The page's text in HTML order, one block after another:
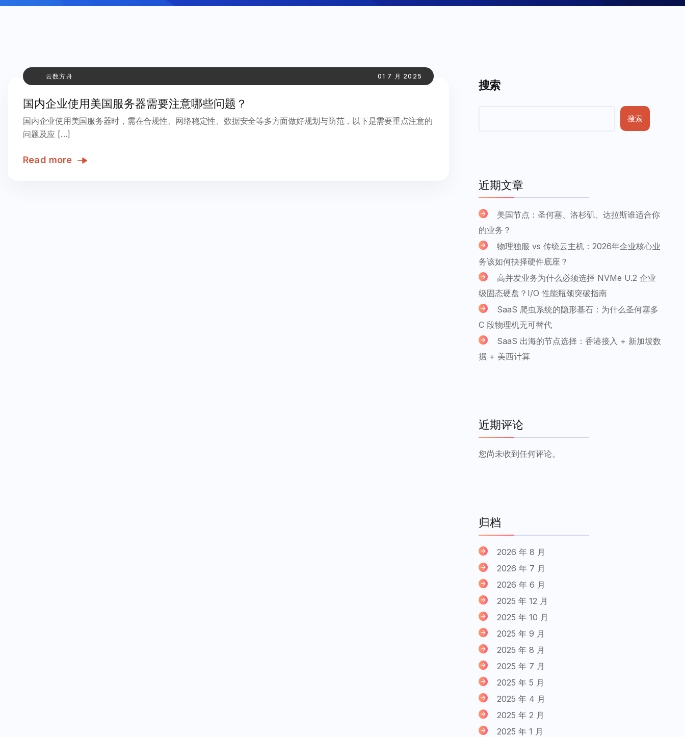
云数方舟 01 7 月 2025
国内企业使用美国服务器需要注意哪些问题？
国内企业使用美国服务器时，需在合规性、网络稳定性、数据安全等多方面做好规划与防范，以下是需要重点注意的
问题及应 […]
Read more
搜索
搜索
近期文章
美国节点：圣何塞、洛杉矶、达拉斯谁适合你
的业务？
物理独服 vs 传统云主机：2026年企业核心业
务该如何抉择硬件底座？
高并发业务为什么必须选择 NVMe U.2 企业
级固态硬盘？I/O 性能瓶颈突破指南
SaaS 爬虫系统的隐形基石：为什么圣何塞多
C 段物理机无可替代
SaaS 出海的节点选择：香港接入 + 新加坡数
据 + 美西计算
近期评论
您尚未收到任何评论。
归档
2026 年 8 月
2026 年 7 月
2026 年 6 月
2025 年 12 月
2025 年 10 月
2025 年 9 月
2025 年 8 月
2025 年 7 月
2025 年 5 月
2025 年 4 月
2025 年 2 月
2025 年 1 月